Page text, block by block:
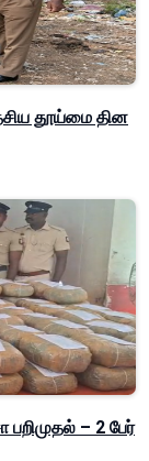
தூய்மை தின
– 2 பேர்